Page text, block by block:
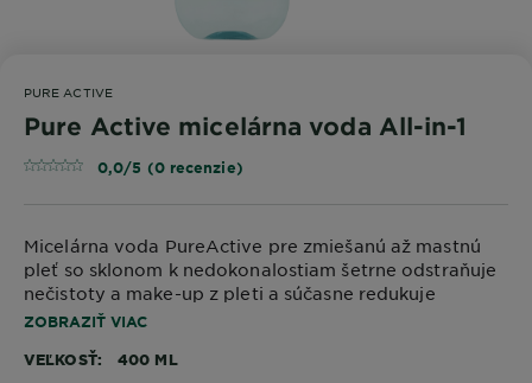
PURE ACTIVE
Pure Active micelárna voda All-in-1
0,0/5 (0 recenzie)
Micelárna voda PureActive pre zmiešanú až mastnú
pleť so sklonom k nedokonalostiam šetrne odstraňuje
nečistoty a make-up z pleti a súčasne redukuje
nadmernú tvorbu mazu.
ZOBRAZIŤ VIAC
VEĽKOSŤ 400 ML